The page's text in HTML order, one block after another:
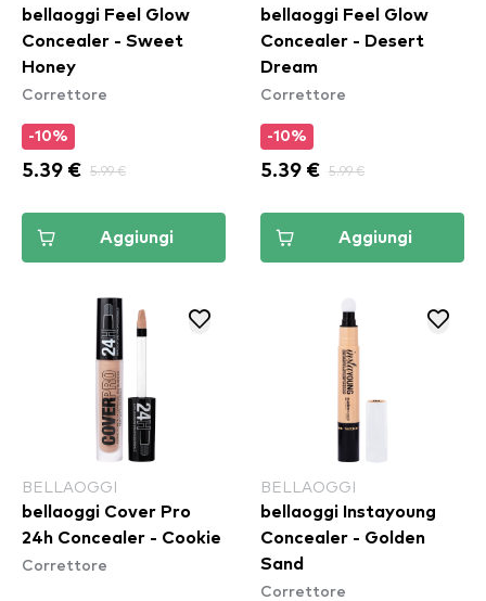
bellaoggi Feel Glow
Concealer - Sweet
Honey
Correttore
-10%
5.39 € 5.99 €
Aggiungi
bellaoggi Feel Glow
Concealer - Desert
Dream
Correttore
-10%
5.39 € 5.99 €
Aggiungi
BELLAOGGI
bellaoggi Cover Pro
24h Concealer - Cookie
Correttore
BELLAOGGI
bellaoggi Instayoung
Concealer - Golden
Sand
Correttore